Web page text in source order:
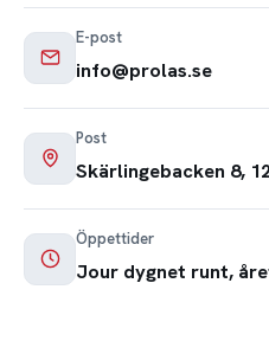
E-post
info@prolas.se
Post
Skärlingebacken 8,
Öppettider
Jour dygnet runt,